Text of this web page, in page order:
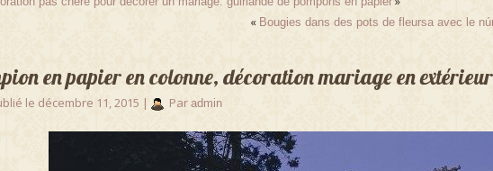
« Bougies dans des pots de fleursa avec le
en papier en colonne, décoration mariage en extérieur
le décembre 11, 2015 | Par admin